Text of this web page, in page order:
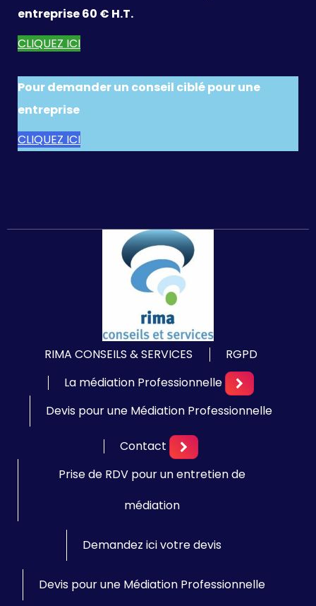
entreprise 60 € H.T.
CLIQUEZ ICI
Pour demander un conseil ciblé pour une
entreprise
CLIQUEZ ICI
RIMA CONSEILS & SERVICES
RGPD
La médiation Professionnelle
Devis pour une Médiation Professionnelle
Contact
Prise de RDV pour un entretien de
médiation
Demandez ici votre devis
Devis pour une Médiation Professionnelle